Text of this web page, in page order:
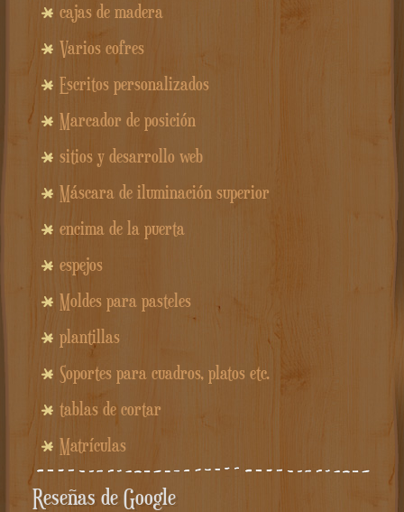
cajas de madera
Varios cofres
Escritos personalizados
Marcador de posición
sitios y desarrollo web
Máscara de iluminación superior
encima de la puerta
espejos
Moldes para pasteles
plantillas
Soportes para cuadros, platos etc.
tablas de cortar
Matrículas
Reseñas de Google